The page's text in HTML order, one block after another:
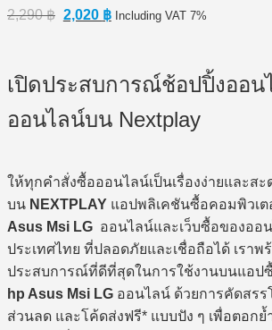
2,290฿ Original
2,020 ฿Current
Including VAT 7%
เปิดประสบการณ์ช้อปปิ้งออ
ออนไลน์บน Nextplay
ให้ทุกคำสั่งซื้อออนไลน์เป็นเรื่องง่ายและส
บน NEXTPLAY แอปพลิเคชันซื้อคอมพิวเต
Asus Msi LG ออนไลน์และเว็บซื้อของออ
ประเทศไทย ที่ปลอดภัยและเชื่อถือได้ เราพ
ประสบการณ์ที่ดีที่สุดในการใช้งานบนแอป
hp Asus Msi LG ออนไลน์ ด้วยการคัดสร
ส่วนลด และโค้ดส่งฟรี* แบบปัง ๆ เพื่อตอกย้